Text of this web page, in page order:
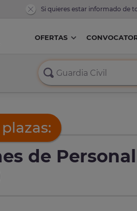
Si quieres estar informado de
OFERTAS
de